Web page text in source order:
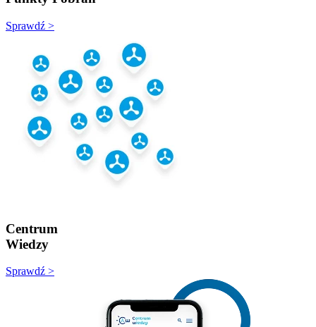
Sprawdź >
Centrum
Wiedzy
Sprawdź >